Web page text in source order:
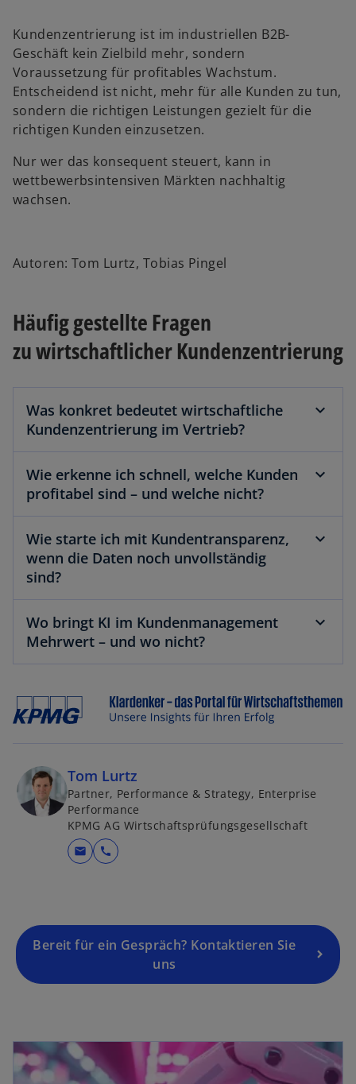
Kundenzentrierung ist im industriellen B2B-
Geschäft kein Zielbild mehr, sondern
Voraussetzung für profitables Wachstum.
Entscheidend ist nicht, mehr für alle Kunden zu tun,
sondern die richtigen Leistungen gezielt für die
richtigen Kunden einzusetzen.
Nur wer das konsequent steuert, kann in
wettbewerbsintensiven Märkten nachhaltig
wachsen.
Autoren: Tom Lurtz, Tobias Pingel
Häufig gestellte Fragen
zu wirtschaftlicher Kundenzentrierung
Was konkret bedeutet wirtschaftliche
Kundenzentrierung im Vertrieb?
Wie erkenne ich schnell, welche Kunden
profitabel sind – und welche nicht?
Wie starte ich mit Kundentransparenz,
wenn die Daten noch unvollständig
sind?
Wo bringt KI im Kundenmanagement
Mehrwert – und wo nicht?
Tom Lurtz
Partner, Performance & Strategy, Enterprise
Performance
KPMG AG Wirtschaftsprüfungsgesellschaft
mail call
Bereit für ein Gespräch? Kontaktieren Sie
uns
wird in einer neuen Registerkarte geöffnet